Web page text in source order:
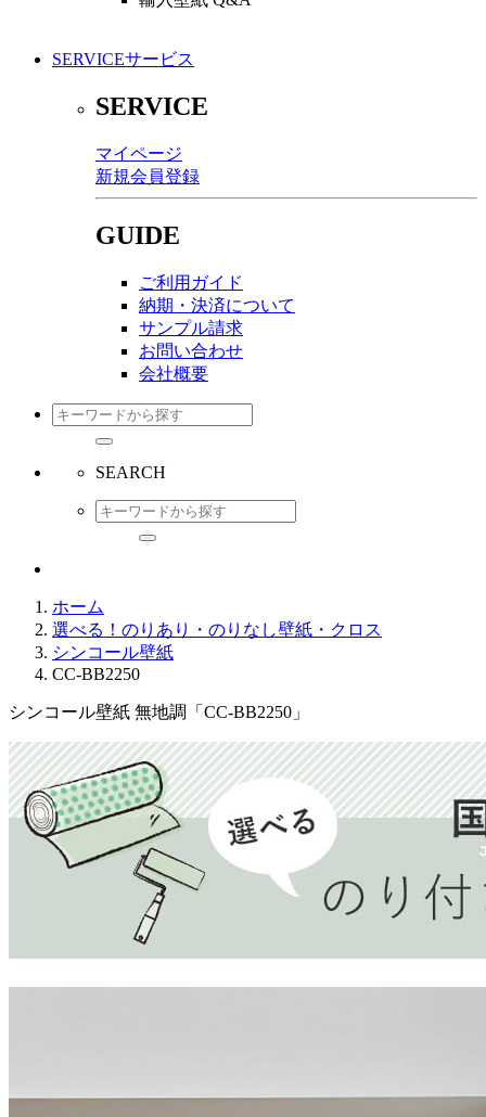
SERVICEサービス
SERVICE
マイページ
新規会員登録
GUIDE
ご利用ガイド
納期・決済について
サンプル請求
お問い合わせ
会社概要
SEARCH
ホーム
選べる！のりあり・のりなし壁紙・クロス
シンコール壁紙
CC-BB2250
シンコール壁紙 無地調「CC-BB2250」